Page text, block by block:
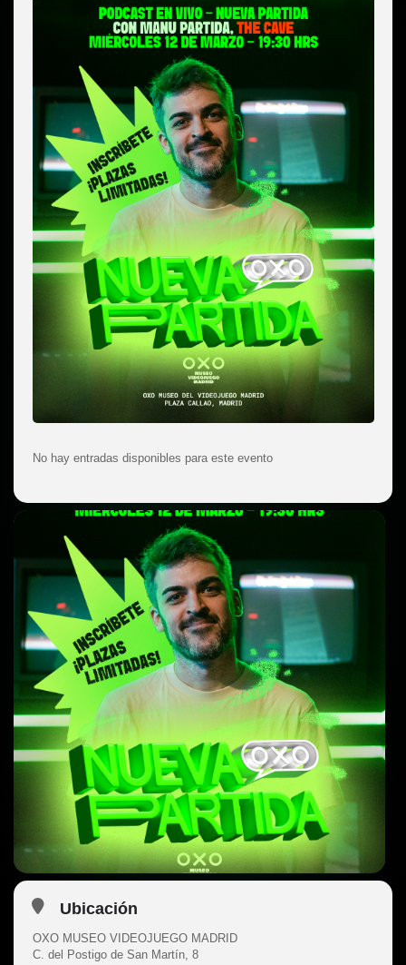
No hay entradas disponibles para este evento
Ubicación
OXO MUSEO VIDEOJUEGO MADRID
C. del Postigo de San Martín, 8